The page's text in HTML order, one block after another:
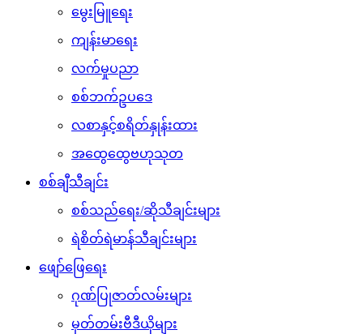
မွေးမြူရေး
ကျန်းမာရေး
လက်မှုပညာ
စစ်ဘက်ဥပဒေ
လစာနှင့်စရိတ်နှုန်းထား
အထွေထွေဗဟုသုတ
စစ်ချီသီချင်း
စစ်သည်ရေး/ဆိုသီချင်းများ
ရဲစိတ်ရဲမာန်သီချင်းများ
ဖျော်ဖြေရေး
ဂုဏ်ပြုဇာတ်လမ်းများ
မှတ်တမ်းဗီဒီယိုများ